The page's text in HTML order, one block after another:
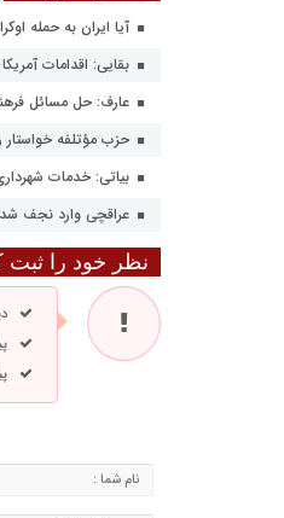
آیا ایران به حمله
بقایی: اقدامات
عارف: حل مسائل
حزب مؤتلفه
بیاتی: خدمات
عراقچی وارد نجف شد
نظر خود را ثبت